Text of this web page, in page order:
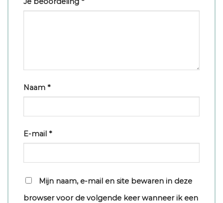
Naam *
E-mail *
Mijn naam, e-mail en site bewaren in deze
browser voor de volgende keer wanneer ik een